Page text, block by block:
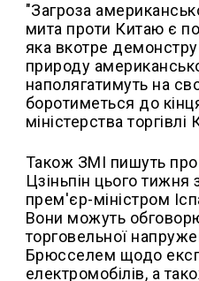
"Загроза
мита проти Китаю є
яка вкотре
природу
наполягатимуть на
боротиметься до
міністерства торгівлі
Також ЗМІ пишуть
Цзіньпін цього тижня
прем'єр-міністром
Вони можуть
торговельної
Брюсселем щодо
електромобілів, а